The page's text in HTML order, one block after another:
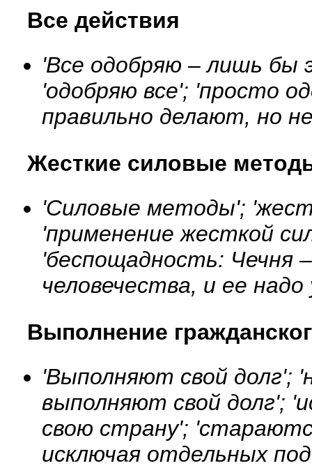
Все действия
'Все одобряю – лишь бы
'одобряю все'; 'просто
правильно делают, но
Жесткие силовые
'Силовые методы';
'применение жесткой
'беспощадность: Чечня
человечества, и ее
Выполнение
'Выполняют свой долг';
выполняют свой долг';
свою страну';
исключая отдельных